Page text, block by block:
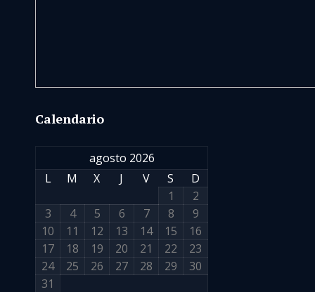
Calendario
agosto 2026
L
M X J V S
D
1
2
3
4 5 6 7 8
9
10
11 12 13 14 15
16
17
18 19 20 21 22
23
24
25 26 27 28 29
30
31